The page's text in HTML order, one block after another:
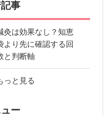
事
灸は効果なし？知恵
より先に確認する回
と判断軸
っと見る
ー